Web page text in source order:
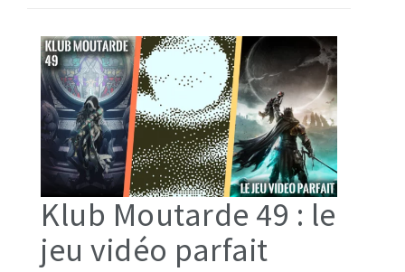
Klub Moutarde 49 : le
jeu vidéo parfait